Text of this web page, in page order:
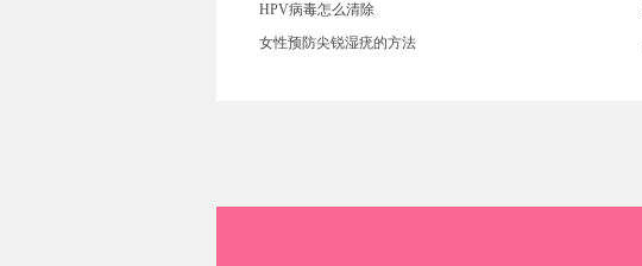
HPV病毒怎么清除
女性预防尖锐湿疣的方法